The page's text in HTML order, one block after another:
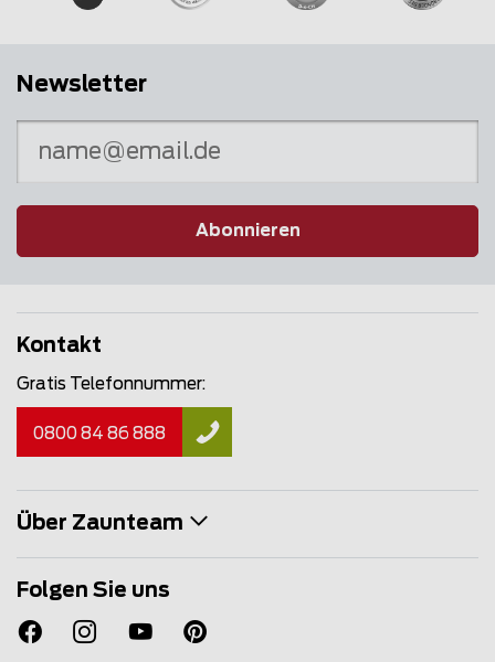
Newsletter
Abonnieren
Kontakt
Gratis Telefonnummer:
0800 84 86 888
Über Zaunteam
Folgen Sie uns